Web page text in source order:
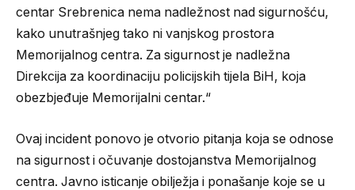
centar Srebrenica nema nadležnost nad sigurnošću,
kako unutrašnjeg tako ni vanjskog prostora
Memorijalnog centra. Za sigurnost je nadležna
Direkcija za koordinaciju policijskih tijela BiH, koja
obezbjeđuje Memorijalni centar.“
Ovaj incident ponovo je otvorio pitanja koja se odnose
na sigurnost i očuvanje dostojanstva Memorijalnog
centra. Javno isticanje obilježja i ponašanje koje se u